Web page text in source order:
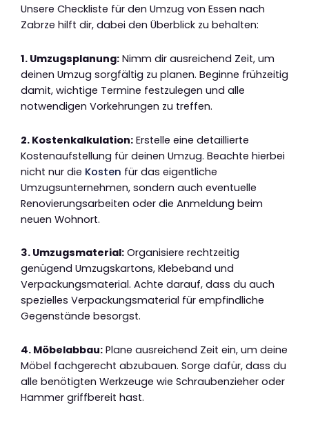
Unsere Checkliste für den Umzug von Essen nach
Zabrze hilft dir, dabei den Überblick zu behalten:
1. Umzugsplanung: Nimm dir ausreichend Zeit, um
deinen Umzug sorgfältig zu planen. Beginne frühzeitig
damit, wichtige Termine festzulegen und alle
notwendigen Vorkehrungen zu treffen.
2. Kostenkalkulation: Erstelle eine detaillierte
Kostenaufstellung für deinen Umzug. Beachte hierbei
nicht nur die Kosten für das eigentliche
Umzugsunternehmen, sondern auch eventuelle
Renovierungsarbeiten oder die Anmeldung beim
neuen Wohnort.
3. Umzugsmaterial: Organisiere rechtzeitig
genügend Umzugskartons, Klebeband und
Verpackungsmaterial. Achte darauf, dass du auch
spezielles Verpackungsmaterial für empfindliche
Gegenstände besorgst.
4. Möbelabbau: Plane ausreichend Zeit ein, um deine
Möbel fachgerecht abzubauen. Sorge dafür, dass du
alle benötigten Werkzeuge wie Schraubenzieher oder
Hammer griffbereit hast.